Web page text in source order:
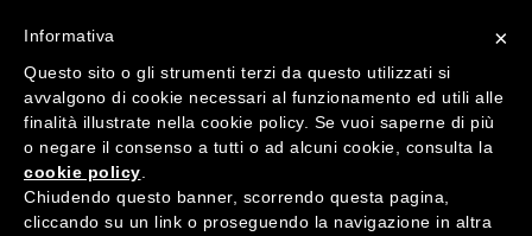
MENU
×
Informativa
Questo sito o gli strumenti terzi da questo utilizzati si
avvalgono di cookie necessari al funzionamento ed utili alle
finalità illustrate nella cookie policy. Se vuoi saperne di più
o negare il consenso a tutti o ad alcuni cookie, consulta la
cookie policy
Chiudendo questo banner, scorrendo questa pagina,
cliccando su un link o proseguendo la navigazione in altra